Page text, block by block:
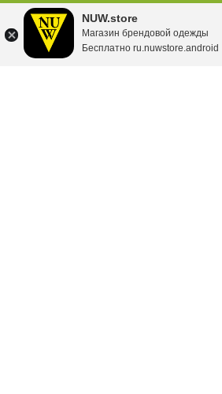
NUW.store
Магазин брендовой одежды
Бесплатно ru.nuwstore.android